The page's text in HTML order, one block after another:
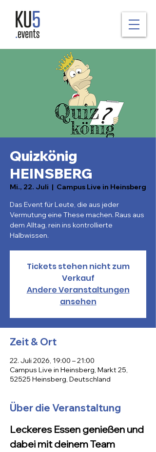
Quizkönig
HEINSBERG
Mi., 22. Juli
  |
Campus Live in Heinsberg
Das Event für Leute, die aus jeder
Vermutung eine These machen. Raus aus
dem Alltag, rein ins kontrollierte
Halbwissen.
Tickets stehen nicht zum
Verkauf
Andere Veranstaltungen
ansehen
Zeit & Ort
22. Juli 2026, 19:00 – 21:00
Campus Live in Heinsberg, Markt 25,
52525 Heinsberg, Deutschland
Über die Veranstaltung
Leckeres Essen genießen und
dabei mit deinem Team